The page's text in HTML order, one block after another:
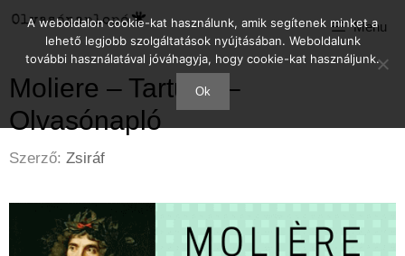
Kilépés
tartalomba
Menu
Moliere – Tartuffe –
Olvasónapló
Szerző: Zsiráf
A weboldalon cookie-kat használunk, amik segítenek minket a
lehető legjobb szolgáltatások nyújtásában. Weboldalunk
további használatával jóváhagyja, hogy cookie-kat használjunk.
Ok